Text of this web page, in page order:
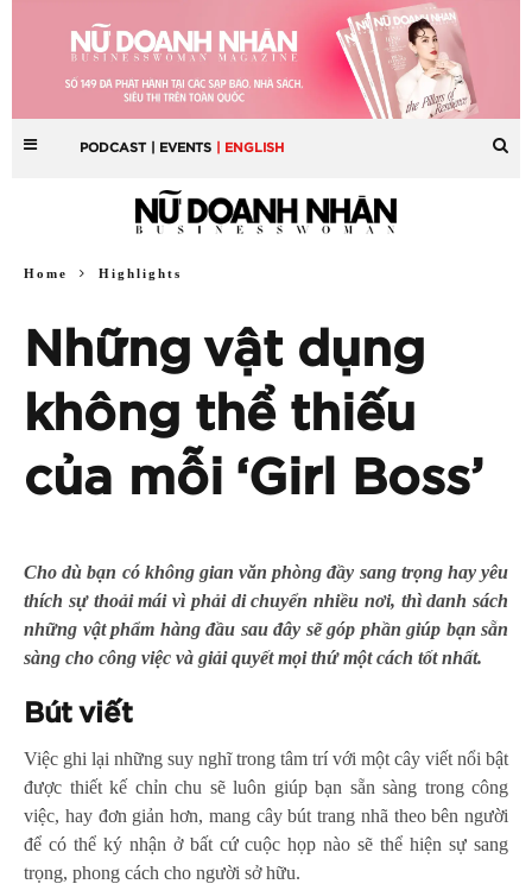
PODCAST | EVENTS | ENGLISH
Home Highlights
Những vật dụng
không thể thiếu
của mỗi ‘Girl Boss’
Cho dù bạn có không gian văn phòng đầy sang trọng hay yêu
thích sự thoải mái vì phải di chuyển nhiều nơi, thì danh sách
những vật phẩm hàng đầu sau đây sẽ góp phần giúp bạn sẵn
sàng cho công việc và giải quyết mọi thứ một cách tốt nhất.
Bút viết
Việc ghi lại những suy nghĩ trong tâm trí với một cây viết nổi bật
được thiết kế chỉn chu sẽ luôn giúp bạn sẵn sàng trong công
việc, hay đơn giản hơn, mang cây bút trang nhã theo bên người
để có thể ký nhận ở bất cứ cuộc họp nào sẽ thể hiện sự sang
trọng, phong cách cho người sở hữu.